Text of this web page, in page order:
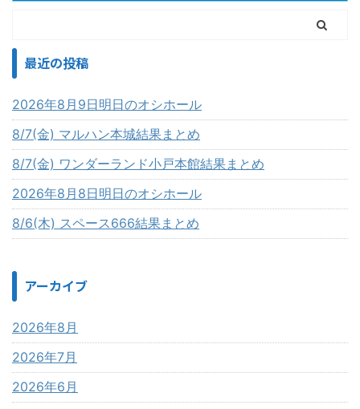
最近の投稿
2026年8月9日明日のオシホール
8/7(金) マルハン本城結果まとめ
8/7(金) ワンダーランド小戸本館結果まとめ
2026年8月8日明日のオシホール
8/6(木) スペース666結果まとめ
アーカイブ
2026年8月
2026年7月
2026年6月